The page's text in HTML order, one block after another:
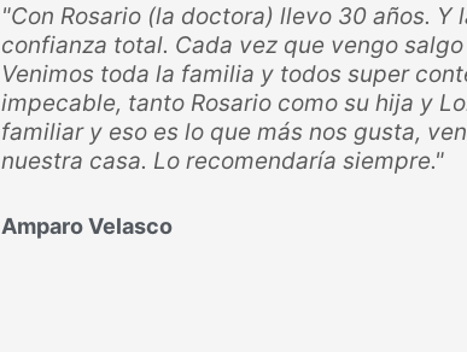
"Con Rosario (la doctora) llevo 30 años. Y
confianza total. Cada vez que vengo
Venimos toda la familia y todos super
impecable, tanto Rosario como su hija y
familiar y eso es lo que más nos gusta,
nuestra casa. Lo recomendaría siempre."
Amparo Velasco